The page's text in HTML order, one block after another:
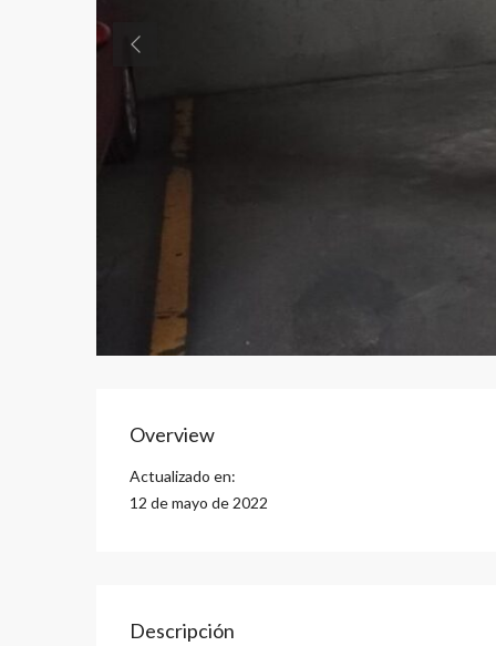
Previous
Overview
Actualizado en:
12 de mayo de 2022
Descripción